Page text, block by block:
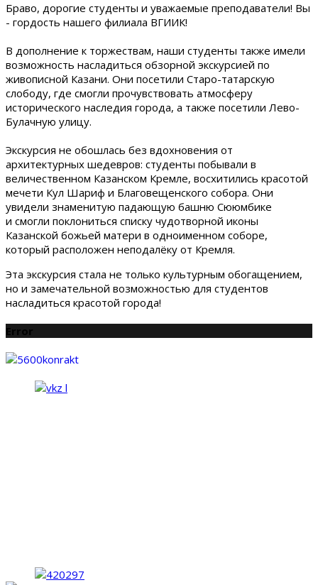
Браво, дорогие студенты и уважаемые преподаватели! Вы
- гордость нашего филиала ВГИИК!
В дополнение к торжествам, наши студенты также имели
возможность насладиться обзорной экскурсией по
живописной Казани. Они посетили Старо-татарскую
слободу, где смогли прочувствовать атмосферу
исторического наследия города, а также посетили Лево-
Булачную улицу.
Экскурсия не обошлась без вдохновения от
архитектурных шедевров: студенты побывали в
величественном Казанском Кремле, восхитились красотой
мечети Кул Шариф и Благовещенского собора. Они
увидели знаменитую падающую башню Сююмбике
и смогли поклониться списку чудотворной иконы
Казанской божьей матери в одноименном соборе,
который расположен неподалёку от Кремля.
Эта экскурсия стала не только культурным обогащением,
но и замечательной возможностью для студентов
насладиться красотой города!
Error